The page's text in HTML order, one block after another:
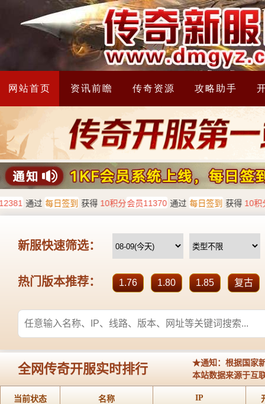
网站首页 资讯前瞻 传奇资源 攻略助手